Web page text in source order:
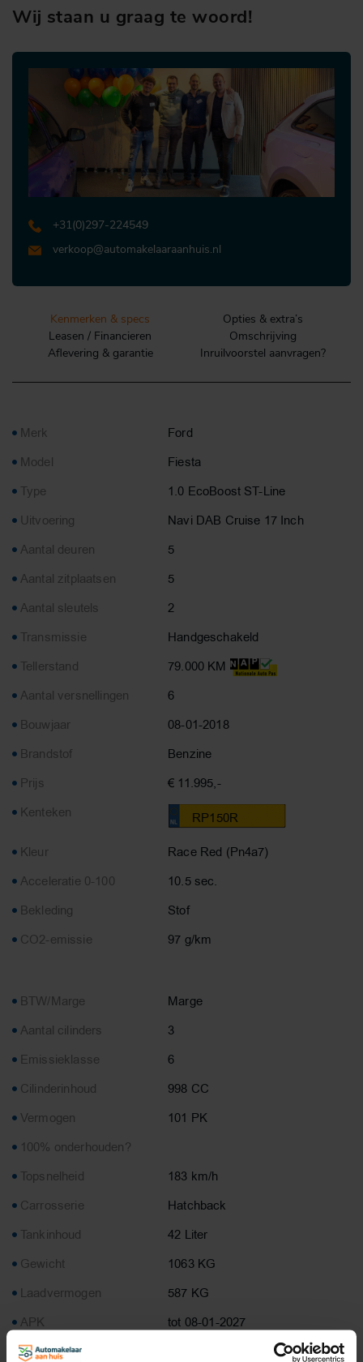
Wij staan u graag te woord!
+31 (0)297-224549
verkoop@automakelaaraanhuis.nl
Kenmerken & specs
Opties & extra’s
Leasen / Financieren
Omschrijving
Aflevering & garantie
Inruilvoorstel aanvragen?
Merk
Ford
Model
Fiesta
Type
1.0 EcoBoost ST-Line
Uitvoering
Navi DAB Cruise 17 Inch
Aantal deuren
5
Aantal zitplaatsen
5
Aantal sleutels
2
Transmissie
Handgeschakeld
Tellerstand
79.000 KM
Aantal versnellingen
6
Bouwjaar
08-01-2018
Brandstof
Benzine
Prijs
€ 11.995,-
Kenteken
RP150R
Kleur
Race Red (Pn4a7)
Acceleratie 0-100
10.5 sec.
Bekleding
Stof
CO2-emissie
97 g/km
BTW/Marge
Marge
Aantal cilinders
3
Emissieklasse
6
Cilinderinhoud
998 CC
Vermogen
101 PK
100% onderhouden?
Topsnelheid
183 km/h
Carrosserie
Hatchback
Tankinhoud
42 Liter
Gewicht
1063 KG
Laadvermogen
587 KG
APK
tot 08-01-2027
Onderhoudsboekje